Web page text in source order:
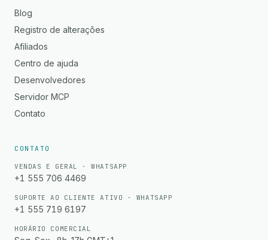
Blog
Registro de alterações
Afiliados
Centro de ajuda
Desenvolvedores
Servidor MCP
Contato
CONTATO
VENDAS E GERAL · WHATSAPP
+1 555 706 4469
SUPORTE AO CLIENTE ATIVO · WHATSAPP
+1 555 719 6197
HORÁRIO COMERCIAL